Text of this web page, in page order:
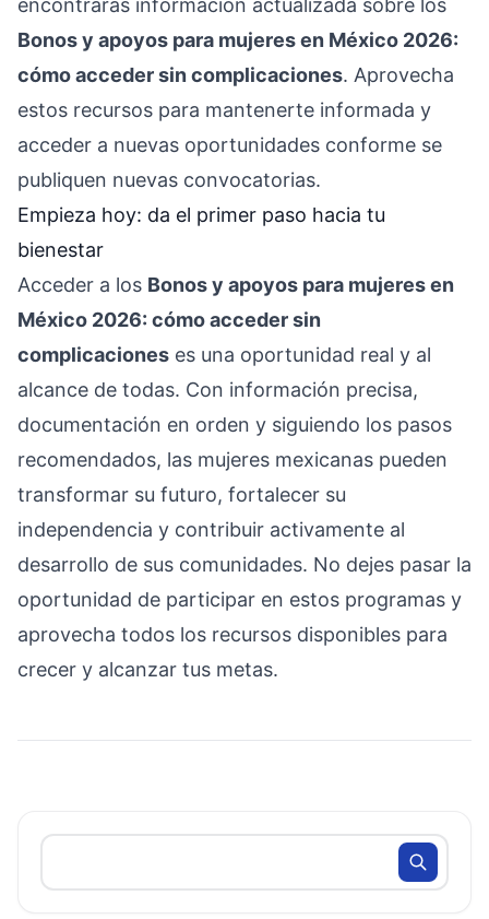
encontrarás información actualizada sobre los
Bonos y apoyos para mujeres en México 2026:
cómo acceder sin complicaciones. Aprovecha
estos recursos para mantenerte informada y
acceder a nuevas oportunidades conforme se
publiquen nuevas convocatorias.
Empieza hoy: da el primer paso hacia tu
bienestar
Acceder a los Bonos y apoyos para mujeres en
México 2026: cómo acceder sin
complicaciones es una oportunidad real y al
alcance de todas. Con información precisa,
documentación en orden y siguiendo los pasos
recomendados, las mujeres mexicanas pueden
transformar su futuro, fortalecer su
independencia y contribuir activamente al
desarrollo de sus comunidades. No dejes pasar la
oportunidad de participar en estos programas y
aprovecha todos los recursos disponibles para
crecer y alcanzar tus metas.